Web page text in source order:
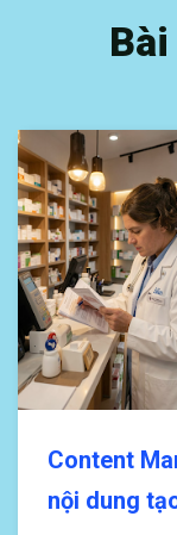
Content
nội dung